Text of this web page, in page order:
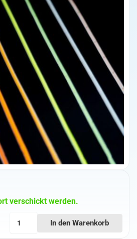
verschickt werden.
In den Warenkorb